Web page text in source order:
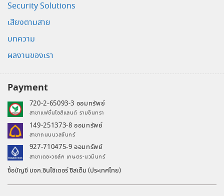
Security Solutions
เสียงตามสาย
บทความ
ผลงานของเรา
Payment
720-2-65093-3 ออมทรัพย์
สาขาแฟชั่นไอส์แลนด์ รามอินทรา
149-251373-8 ออมทรัพย์
สาขาถนนนวลจันทร์
927-710475-9 ออมทรัพย์
สาขาเดอะวอล์ค เกษตร-นวมินทร์
ชื่อบัญชี บจก.อินไซเดอร์ ซิสเต็ม (ประเทศไทย)